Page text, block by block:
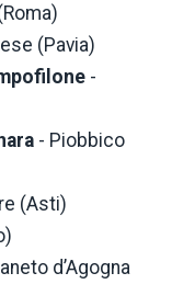
(Pavia)
-
- Piobbico
(Asti)
d’Agogna